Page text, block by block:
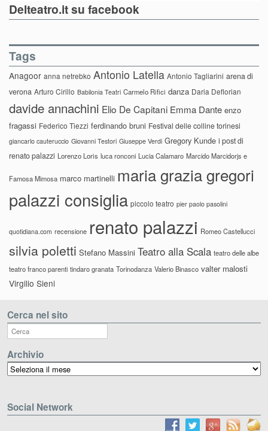
Delteatro.it su facebook
Tags
Anagoor anna netrebko Antonio Latella Antonio Tagliarini arena di
verona Arturo Cirillo Babilonia Teatri Carmelo Rifici danza Daria Deflorian
davide annachini Elio De Capitani Emma Dante enzo
fragassi Federico Tiezzi ferdinando bruni Festival delle colline torinesi
giancarlo cauteruccio Giovanni Testori Giuseppe Verdi Gregory Kunde i post di
renato palazzi Lorenzo Loris luca ronconi Lucia Calamaro Marcido Marcidorjs e
Famosa Mimosa marco martinelli maria grazia gregori
palazzi consiglia piccolo teatro pier paolo pasolini
quotidiana.com recensione renato palazzi Romeo Castellucci
silvia poletti Stefano Massini Teatro alla Scala teatro delle albe
teatro franco parenti tindaro granata Torinodanza Valerio Binasco valter malosti
Virgilio Sieni
Cerca nel sito
Archivio
Archivio
Social Network